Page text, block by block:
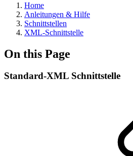
Home
Anleitungen & Hilfe
Schnittstellen
XML-Schnittstelle
On this Page
Standard-XML Schnittstelle